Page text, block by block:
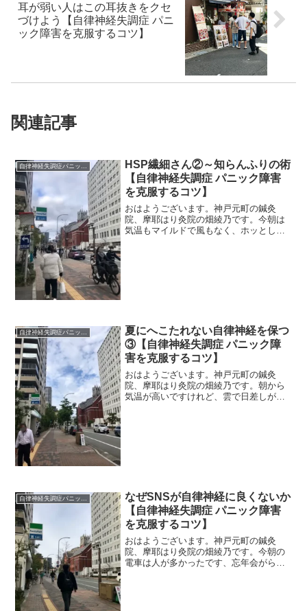
耳が弱い人はこの耳抜きをクセ
づけよう【自律神経失調症 パニ
ック障害を克服するコツ】
関連記事
自律神経失調症パニック障害
HSP繊細さん②～知らんふりの術
【自律神経失調症 パニック障害
を克服するコツ】
おはようございます。神戸元町の鍼灸
院、摩耶はり灸院の畑綾乃です。今朝は
気温もマイルドで風もなく、ホッとして
夏にへこたれない自律神経を保つ
③【自律神経失調症 パニック障
害を克服するコツ】
おはようございます。神戸元町の鍼灸
院、摩耶はり灸院の畑綾乃です。朝から
気温が高いですけれど、雲で日差しが少
なぜSNSが自律神経に良くないか
【自律神経失調症 パニック障害
を克服するコツ】
おはようございます。神戸元町の鍼灸
院、摩耶はり灸院の畑綾乃です。今朝の
電車は人が多かったです、忘年会がらみ